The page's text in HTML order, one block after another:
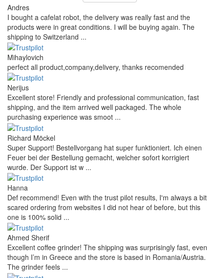
Andres
I bought a cafelat robot, the delivery was really fast and the
products were in great conditions. I will be buying again. The
shipping to Switzerland ...
Mihaylovich
perfect all product,company,delivery, thanks recomended
Nerijus
Excellent store! Friendly and professional communication, fast
shipping, and the item arrived well packaged. The whole
purchasing experience was smoot ...
Richard Möckel
Super Support! Bestellvorgang hat super funktioniert. Ich einen
Feuer bei der Bestellung gemacht, welcher sofort korrigiert
wurde. Der Support ist w ...
Hanna
Def recommend! Even with the trust pilot results, I'm always a bit
scared ordering from websites I did not hear of before, but this
one is 100% solid ...
Ahmed Sherif
Excellent coffee grinder! The shipping was surprisingly fast, even
though I’m in Greece and the store is based in Romania/Austria.
The grinder feels ...